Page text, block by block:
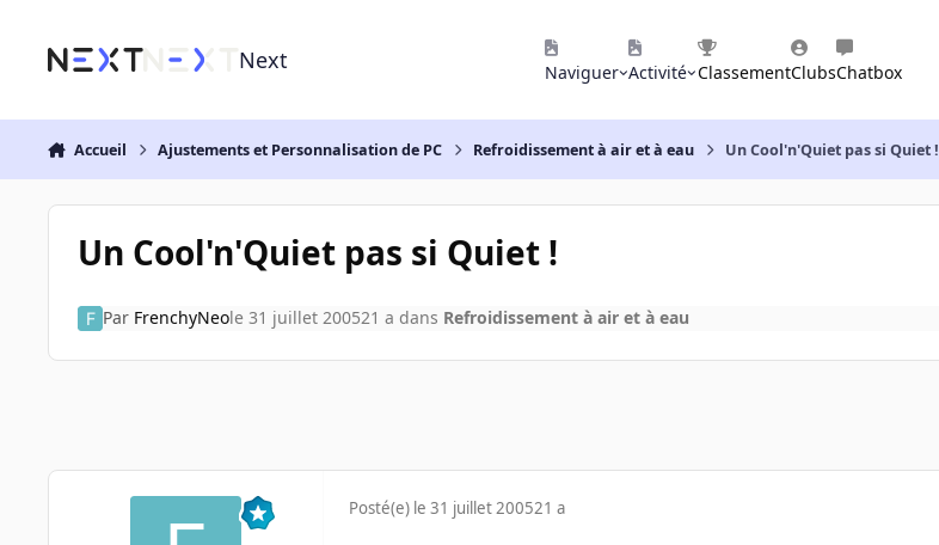
Next Naviguer Activité ClassementClubsChatbox
Accueil Ajustements et Personnalisation de PC Refroidissement à air et à eau Un Cool'n'Quiet pas si Quiet !
Un Cool'n'Quiet pas si Quiet !
Par FrenchyNeole 31 juillet 200521 a dans Refroidissement à air et à eau
Posté(e) le 31 juillet 200521 a